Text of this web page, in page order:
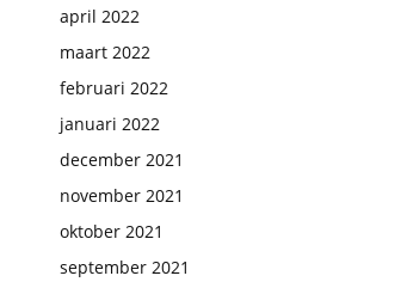
april 2022
maart 2022
februari 2022
januari 2022
december 2021
november 2021
oktober 2021
september 2021